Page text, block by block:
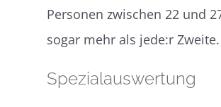
Personen zwischen 22 und
sogar mehr als jede:r Zweite.
Spezialauswertung